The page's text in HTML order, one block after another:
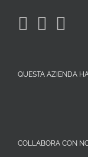
QUESTA AZIENDA
COLLABORA CON